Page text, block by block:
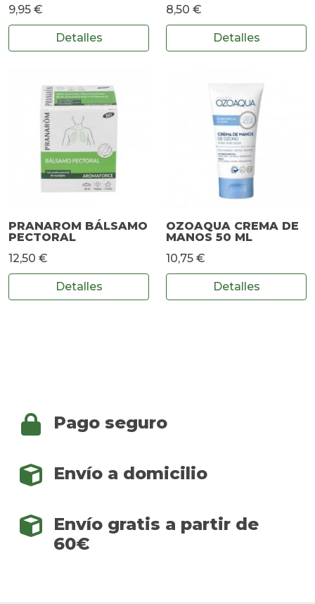
9,95 €
Detalles
8,50 €
Detalles
PRANAROM BÁLSAMO
PECTORAL
12,50 €
Detalles
OZOAQUA CREMA DE
MANOS 50 ML
10,75 €
Detalles
Pago seguro
Envío a domicilio
Envío gratis a partir de
60€